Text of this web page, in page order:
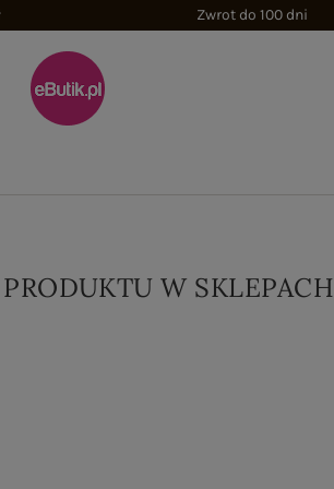
Zwrot do 100 dni
W SKLEPACH